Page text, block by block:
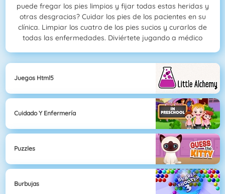
puede fregar los pies limpios y fijar todas estas heridas y
otras desgracias? Cuidar los pies de los pacientes en su
clínica. Limpiar los cuatro de los pies sucios y curarlos de
todas las enfermedades. Diviértete jugando a médico
Juegos Html5
Cuidado Y Enfermería
Puzzles
Burbujas